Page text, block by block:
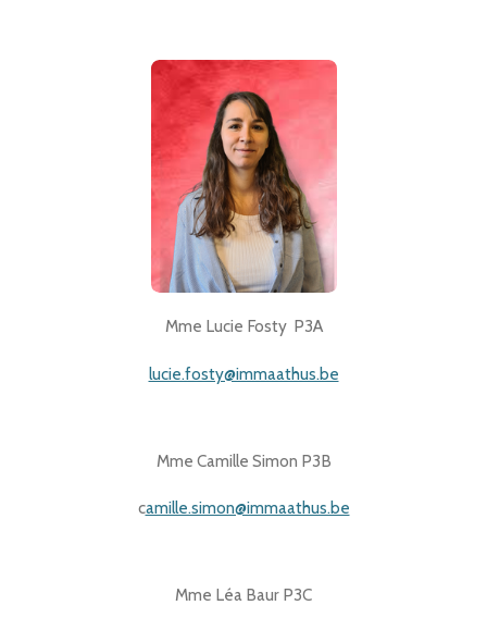
Mme Lucie Fosty P3A
lucie.fosty@immaathus.be
Mme Camille Simon P3B
camille.simon@immaathus.be
Mme Léa Baur P3C